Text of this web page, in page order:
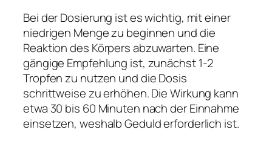
Bei der Dosierung ist es wichtig, mit einer
niedrigen Menge zu beginnen und die
Reaktion des Körpers abzuwarten. Eine
gängige Empfehlung ist, zunächst 1-2
Tropfen zu nutzen und die Dosis
schrittweise zu erhöhen. Die Wirkung kann
etwa 30 bis 60 Minuten nach der Einnahme
einsetzen, weshalb Geduld erforderlich ist.